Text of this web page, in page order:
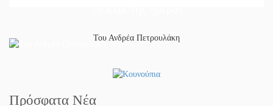
Του Ανδρέα Πετρουλάκη
Πρόσφατα Νέα